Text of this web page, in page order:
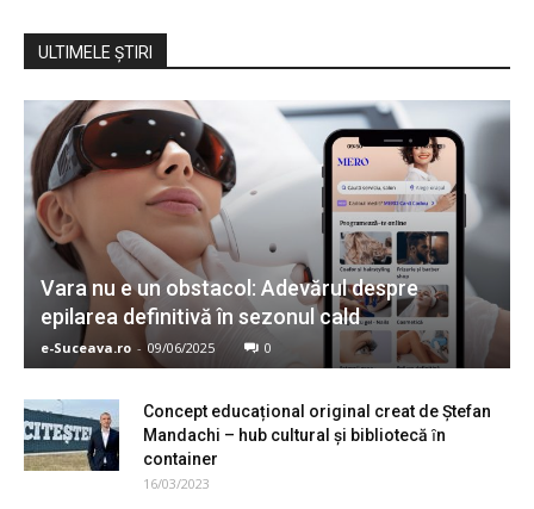
ULTIMELE ŞTIRI
Vara nu e un obstacol: Adevărul despre
epilarea definitivă în sezonul cald
e-Suceava.ro - 09/06/2025 0
Concept educațional original creat de Ștefan
Mandachi – hub cultural și bibliotecă ȋn
container
16/03/2023